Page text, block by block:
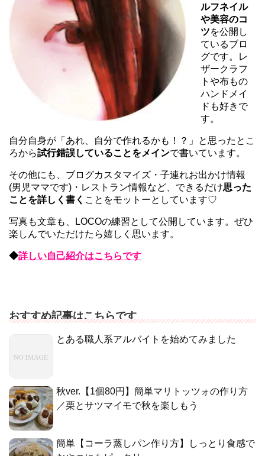
ルフネイル
や美容のコ
ツを公開し
ているブロ
グです。レ
ザークラフ
トや布もの
ハンドメイ
ドも好きで
す。
自分自身が「あれ、自分で作れるかも！？」と思ったとこ
ろから試行錯誤していることをメインで書いています。
その他にも、ブログカスタマイズ・子連れお出かけ情報
(男児ママです)・レストラン情報など、できるだけ思った
ことを詳しく書く ことをモットーとしています♡
写真も文章も、LOCOの練習として公開しています。ぜひ
楽しんでいただけたら嬉しく思います。
◆詳しい自己紹介はこちらです
おすすめ記事はこちらです
とある職人系アルバイトを始めてみました
秋ver.【1個80円】簡単マリトッツォの作り方
／栗とサツマイモで秋を楽しもう
簡単【コーラ蒸しパン作り方】しっとり食感で